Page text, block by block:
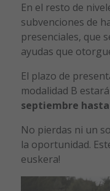
En el resto de
subvenciones de
presenciales, que
ayudas que
El plazo de
modalidad B
septiembre
No pierdas ni un
la oportunidad.
euskera!
Reproductor